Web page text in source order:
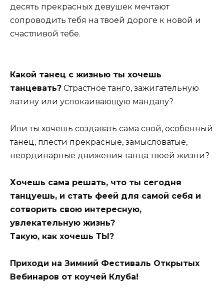
десять прекрасных девушек мечтают
сопроводить тебя на твоей дороге к новой и
счастливой тебе.
Какой танец с жизнью ты хочешь
танцевать? Страстное танго, зажигательную
латину или успокаивающую мандалу?
Или ты хочешь создавать сама свой, особенный
танец, плести прекрасные, замысловатые,
неординарные движения танца твоей жизни?
Хочешь сама решать, что ты сегодня
танцуешь, и стать феей для самой себя и
сотворить свою интересную,
увлекательную жизнь?
Такую, как хочешь ТЫ?
Приходи на Зимний Фестиваль Открытых
Вебинаров от коучей Клуба!